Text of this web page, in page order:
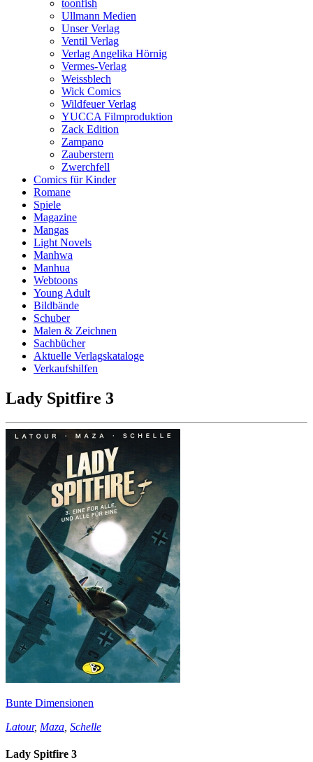
toonfish
Ullmann Medien
Unser Verlag
Ventil Verlag
Verlag Angelika Hörnig
Vermes-Verlag
Weissblech
Wick Comics
Wildfeuer Verlag
YUCCA Filmproduktion
Zack Edition
Zampano
Zauberstern
Zwerchfell
Comics für Kinder
Romane
Spiele
Magazine
Mangas
Light Novels
Manhwa
Manhua
Webtoons
Young Adult
Bildbände
Schuber
Malen & Zeichnen
Sachbücher
Aktuelle Verlagskataloge
Verkaufshilfen
Lady Spitfire 3
Bunte Dimensionen
Latour, Maza Schelle
Lady Spitfire 3